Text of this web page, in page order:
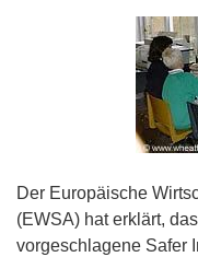
Der Europäische
(EWSA) hat erklärt,
vorgeschlagene Safer